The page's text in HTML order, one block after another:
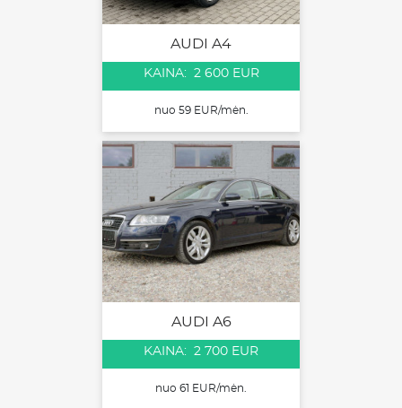
AUDI A4
KAINA: 2 600 EUR
nuo 59 EUR/mėn.
AUDI A6
KAINA: 2 700 EUR
nuo 61 EUR/mėn.